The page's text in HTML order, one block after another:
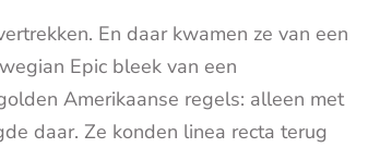
En daar kwamen ze van een
Epic bleek van een
Amerikaanse regels: alleen met
daar. Ze konden linea recta terug